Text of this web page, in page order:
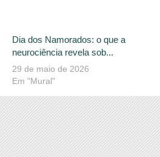
Dia dos Namorados: o que a
neurociência revela sob...
29 de maio de 2026
Em "Mural"